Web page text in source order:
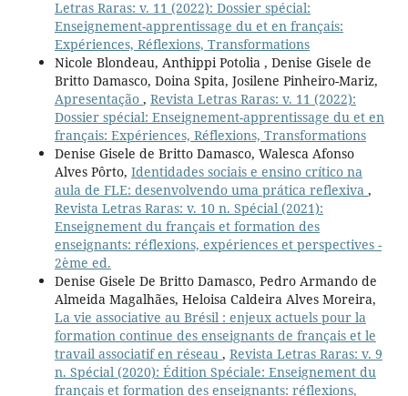
Letras Raras: v. 11 (2022): Dossier spécial:
Enseignement-apprentissage du et en français:
Expériences, Réflexions, Transformations
Nicole Blondeau, Anthippi Potolia , Denise Gisele de
Britto Damasco, Doina Spita, Josilene Pinheiro-Mariz,
Apresentação , Revista Letras Raras: v. 11 (2022):
Dossier spécial: Enseignement-apprentissage du et en
français: Expériences, Réflexions, Transformations
Denise Gisele de Britto Damasco, Walesca Afonso
Alves Pôrto, Identidades sociais e ensino crítico na
aula de FLE: desenvolvendo uma prática reflexiva ,
Revista Letras Raras: v. 10 n. Spécial (2021):
Enseignement du français et formation des
enseignants: réflexions, expériences et perspectives -
2ème ed.
Denise Gisele De Britto Damasco, Pedro Armando de
Almeida Magalhães, Heloisa Caldeira Alves Moreira,
La vie associative au Brésil : enjeux actuels pour la
formation continue des enseignants de français et le
travail associatif en réseau , Revista Letras Raras: v. 9
n. Spécial (2020): Édition Spéciale: Enseignement du
français et formation des enseignants: réflexions,